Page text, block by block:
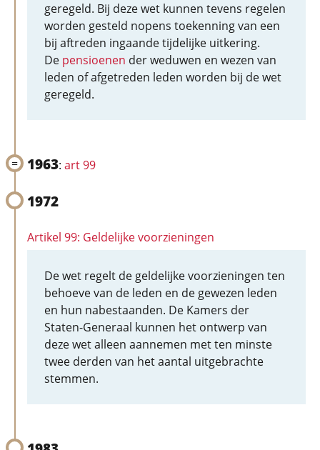
geregeld. Bij deze wet kunnen tevens regelen
worden gesteld nopens toekenning van een
bij aftreden ingaande tijdelijke uitkering.
De pensioenen der weduwen en wezen van
leden of afgetreden leden worden bij de wet
geregeld.
1963: art 99
1972
Artikel 99: Geldelijke voorzieningen
De wet regelt de geldelijke voorzieningen ten
behoeve van de leden en de gewezen leden
en hun nabestaanden. De Kamers der
Staten-Generaal kunnen het ontwerp van
deze wet alleen aannemen met ten minste
twee derden van het aantal uitgebrachte
stemmen.